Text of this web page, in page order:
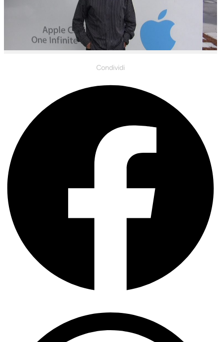
Condividi